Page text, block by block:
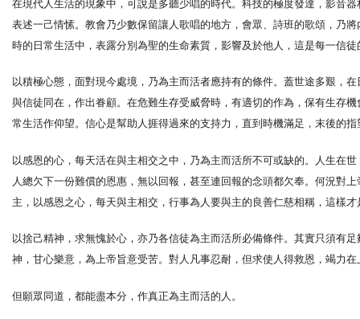
在現代人生活的現象中，可說是多聽少唱的時代。科技的極度發達，影音
表述一己情愫。教會乃少數保留讓人歌唱的地方，會眾、詩班的歌頌，乃
時的日常生活中，表露分別為聖的生命素質，影響及於他人，這是每一信
以積極心態，面對現今處境，乃為主而活者應持有的條件。蓋世途多艱，
與信徒同在，作出眷顧。在危難生存受威脅時，有適切的作為，保有生存
常生活作仰望。信心是幫助人捱得過來的支持力，直到時機滿足，末後的
以感恩的心，每天活在與主相交之中，乃為主而活所不可或缺的。人生在
人總欠下一份難償的恩惠，無以回報，甚至連回報的念頭都欠奉。何況對
主，以感恩之心，每天與主相交，行事為人要與主的良善仁慈相稱，這樣
以捨己精神，求無愧於心，亦乃各信徒為主而活所必備條件。其實只須有
神，甘心樂意，為上帝旨意受苦。對人凡事忍耐，但求使人得救恩，竭力
但願眾同道，都能盡本分，作真正為主而活的人。